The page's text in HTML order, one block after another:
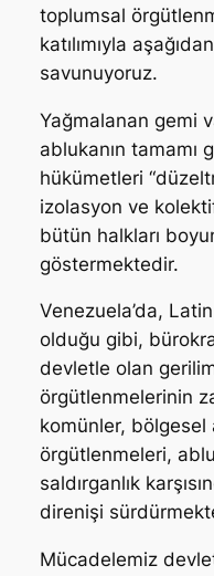
toplumsal
katılımıyla
savunuyoruz.
Yağmalanan gemi
ablukanın tamamı
hükümetleri
izolasyon ve
bütün halkları
göstermektedir.
Venezuela’da,
olduğu gibi,
devletle olan
örgütlenmelerinin
komünler, bölgesel
örgütlenmeleri,
saldırganlık
direnişi
Mücadelemiz